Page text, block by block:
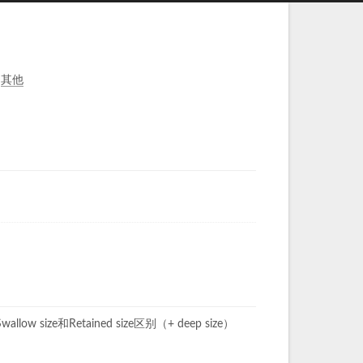
其他
size和Retained size区别（+ deep size）